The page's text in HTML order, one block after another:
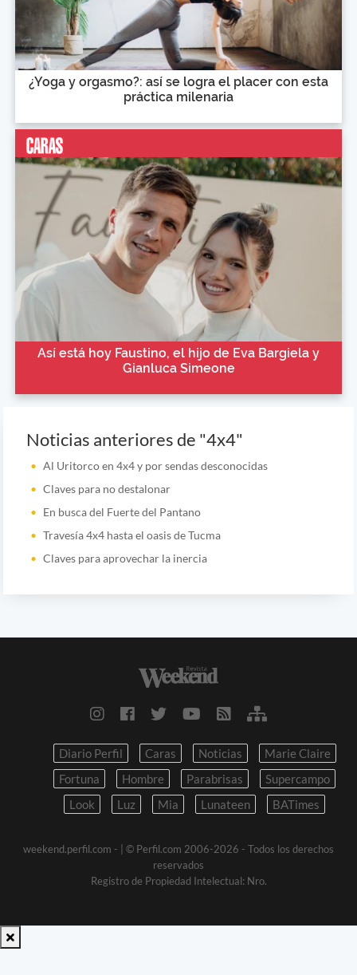
¿Yoga y orgasmo?: así se logra el placer con esta
práctica milenaria
Así está hoy Faustino, el hijo de Eva Bargiela y
Gianluca Simeone
Noticias anteriores de "4x4"
Al Uritorco en 4x4 y por sendas desconocidas
Claves para no destalonar
En busca del Fuerte del Pantano
Travesía 4x4 hasta el oasis de Tucma
Claves para aprovechar la inercia
Diario Perfil Caras Noticias
Marie Claire
Fortuna
Hombre Parabrisas
Supercampo
Look
Luz Mia Lunateen BATimes
weekend.perfil.com -
| © Perfil.com 2006-2026 - Todos los derechos
reservados
Registro de Propiedad Intelectual: Nro.